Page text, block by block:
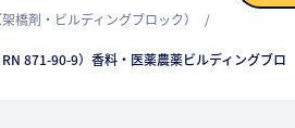
橋剤・ビルディングブロック）
871-90-9）香料・医薬農薬ビルディングブロ